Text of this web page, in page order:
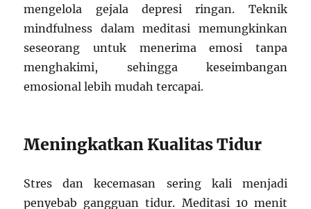
mengelola gejala depresi ringan. Teknik
mindfulness dalam meditasi memungkinkan
seseorang untuk menerima emosi tanpa
menghakimi, sehingga keseimbangan
emosional lebih mudah tercapai.
Meningkatkan Kualitas Tidur
Stres dan kecemasan sering kali menjadi
penyebab gangguan tidur. Meditasi 10 menit